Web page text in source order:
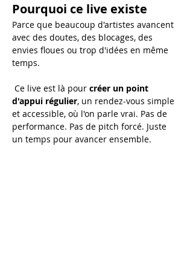
Pourquoi ce live existe
Parce que beaucoup d'artistes avancent
avec des doutes, des blocages, des
envies floues ou trop d'idées en même
temps.
Ce live est là pour créer un point
d'appui régulier, un rendez-vous simple
et accessible, où l'on parle vrai. Pas de
performance. Pas de pitch forcé. Juste
un temps pour avancer ensemble.